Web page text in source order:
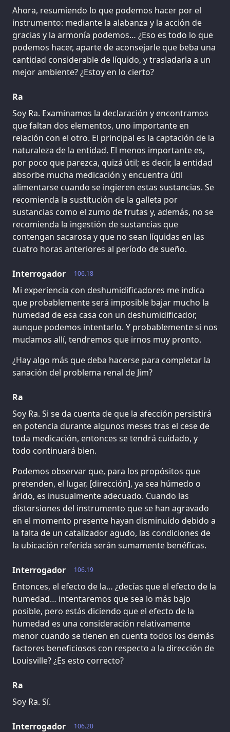
Ahora, resumiendo lo que podemos hacer por el
instrumento: mediante la alabanza y la acción de
gracias y la armonía podemos… ¿Eso es todo lo que
podemos hacer, aparte de aconsejarle que beba una
cantidad considerable de líquido, y trasladarla a un
mejor ambiente? ¿Estoy en lo cierto?
Ra
Soy Ra. Examinamos la declaración y encontramos
que faltan dos elementos, uno importante en
relación con el otro. El principal es la captación de la
naturaleza de la entidad. El menos importante es,
por poco que parezca, quizá útil; es decir, la entidad
absorbe mucha medicación y encuentra útil
alimentarse cuando se ingieren estas sustancias. Se
recomienda la sustitución de la galleta por
sustancias como el zumo de frutas y, además, no se
recomienda la ingestión de sustancias que
contengan sacarosa y que no sean líquidas en las
cuatro horas anteriores al período de sueño.
106.18
Interrogador
Mi experiencia con deshumidificadores me indica
que probablemente será imposible bajar mucho la
humedad de esa casa con un deshumidificador,
aunque podemos intentarlo. Y probablemente si nos
mudamos allí, tendremos que irnos muy pronto.
¿Hay algo más que deba hacerse para completar la
sanación del problema renal de Jim?
Ra
Soy Ra. Si se da cuenta de que la afección persistirá
en potencia durante algunos meses tras el cese de
toda medicación, entonces se tendrá cuidado, y
todo continuará bien.
Podemos observar que, para los propósitos que
pretenden, el lugar, [dirección], ya sea húmedo o
árido, es inusualmente adecuado. Cuando las
distorsiones del instrumento que se han agravado
en el momento presente hayan disminuido debido a
la falta de un catalizador agudo, las condiciones de
la ubicación referida serán sumamente benéficas.
106.19
Interrogador
Entonces, el efecto de la… ¿decías que el efecto de la
humedad… intentaremos que sea lo más bajo
posible, pero estás diciendo que el efecto de la
humedad es una consideración relativamente
menor cuando se tienen en cuenta todos los demás
factores beneficiosos con respecto a la dirección de
Louisville? ¿Es esto correcto?
Ra
Soy Ra. Sí.
106.20
Interrogador